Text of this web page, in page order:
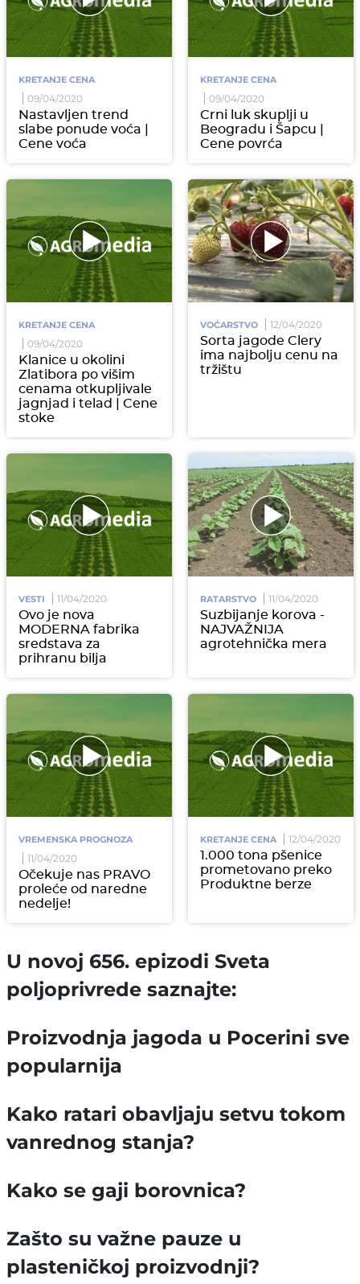
KRETANJE CENA
09/04/2020
Nastavljen trend
slabe ponude voća |
Cene voća
KRETANJE CENA
09/04/2020
Crni luk skuplji u
Beogradu i Šapcu |
Cene povrća
KRETANJE CENA
09/04/2020
Klanice u okolini
Zlatibora po višim
cenama otkupljivale
jagnjad i telad | Cene
stoke
VOĆARSTVO 12/04/2020
Sorta jagode Clery
ima najbolju cenu na
tržištu
VESTI 11/04/2020
Ovo je nova
MODERNA fabrika
sredstava za
prihranu bilja
RATARSTVO 11/04/2020
Suzbijanje korova -
NAJVAŽNIJA
agrotehnička mera
VREMENSKA PROGNOZA
11/04/2020
Očekuje nas PRAVO
proleće od naredne
nedelje!
KRETANJE CENA 12/04/2020
1.000 tona pšenice
prometovano preko
Produktne berze
U novoj 656. epizodi Sveta
poljoprivrede saznajte:
Proizvodnja jagoda u Pocerini sve
popularnija
Kako ratari obavljaju setvu tokom
vanrednog stanja?
Kako se gaji borovnica?
Zašto su važne pauze u
plasteničkoj proizvodnji?